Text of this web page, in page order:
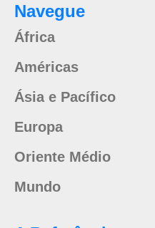
Navegue
África
Américas
Ásia e Pacífico
Europa
Oriente Médio
Mundo